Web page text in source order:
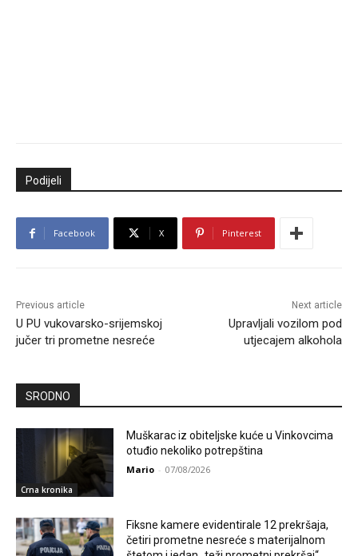
Podijeli
Facebook X Pinterest
Previous article
U PU vukovarsko-srijemskoj
jučer tri prometne nesreće
Next article
Upravljali vozilom pod
utjecajem alkohola
SRODNO
Crna kronika
Muškarac iz obiteljske kuće u Vinkovcima
otuđio nekoliko potrepština
Mario - 07/08/2026
Fiksne kamere evidentirale 12 prekršaja,
četiri prometne nesreće s materijalnom